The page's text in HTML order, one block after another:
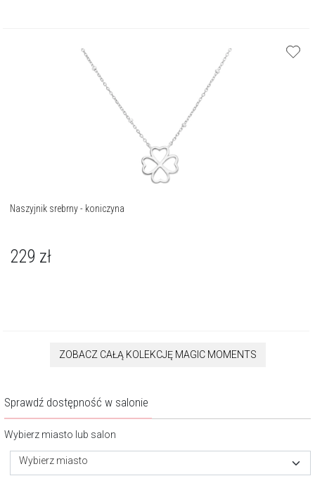
Naszyjnik srebrny - koniczyna
229 zł
ZOBACZ CAŁĄ KOLEKCJĘ MAGIC MOMENTS
Sprawdź dostępność w salonie
Wybierz miasto lub salon
Wybierz miasto